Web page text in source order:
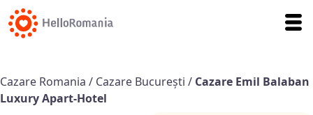
Cazare Romania / Cazare București / Cazare Emil Balaban
Luxury Apart-Hotel